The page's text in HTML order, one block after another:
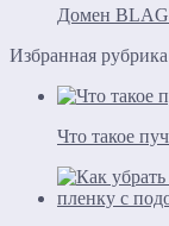
Домен
Избранная рубрика
Что такое